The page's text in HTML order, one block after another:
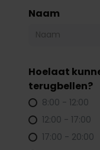
Naam
Hoelaat
terugbellen?
8:00 - 12:00
12:00 - 17:00
17:00 - 20:00